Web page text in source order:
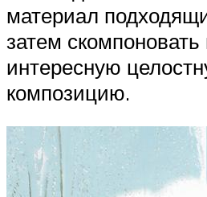
материал
затем скомпоновать
интересную
композицию.